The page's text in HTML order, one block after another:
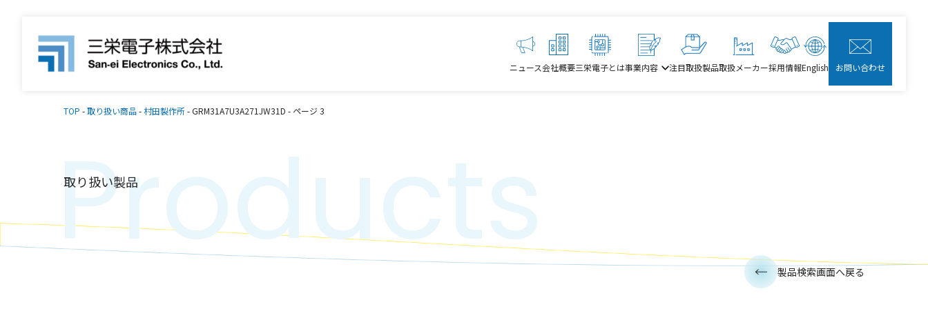
ニュース会社概要三栄電子とは事業内容 注目取扱製品取扱メーカー採用情報English お問い合わせ
TOP -取り扱い商品-村田製作所-GRM31A7U3A271JW31D - ページ 3
取り扱い製品
Products 製品検索画面へ戻る